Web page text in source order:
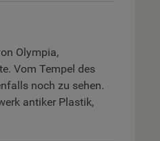
Olympia,
Vom Tempel des
noch zu sehen.
antiker Plastik,